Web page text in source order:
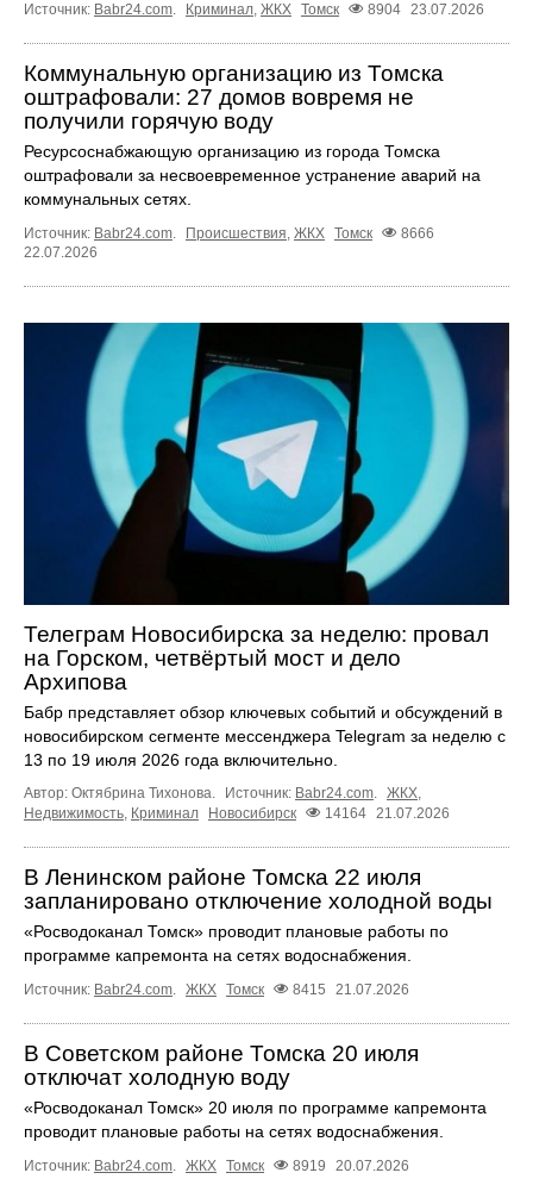
Источник: Babr24.com. Криминал, ЖКХ Томск 8904 23.07.2026
Коммунальную организацию из Томска
оштрафовали: 27 домов вовремя не
получили горячую воду
Ресурсоснабжающую организацию из города Томска
оштрафовали за несвоевременное устранение аварий на
коммунальных сетях.
Источник: Babr24.com. Происшествия, ЖКХ Томск
8666
22.07.2026
Телеграм Новосибирска за неделю: провал
на Горском, четвёртый мост и дело
Архипова
Бабр представляет обзор ключевых событий и обсуждений в
новосибирском сегменте мессенджера Telegram за неделю с
13 по 19 июля 2026 года включительно.
Автор: Октябрина Тихонова. Источник: Babr24.com ЖКХ
Недвижимость, Криминал Новосибирск 14164 21.07.2026
В Ленинском районе Томска 22 июля
запланировано отключение холодной воды
«Росводоканал Томск» проводит плановые работы по
программе капремонта на сетях водоснабжения.
Источник: Babr24.com. ЖКХ Томск 8415 21.07.2026
В Советском районе Томска 20 июля
отключат холодную воду
«Росводоканал Томск» 20 июля по программе капремонта
проводит плановые работы на сетях водоснабжения.
Источник: Babr24.com. ЖКХ Томск 8919 20.07.2026